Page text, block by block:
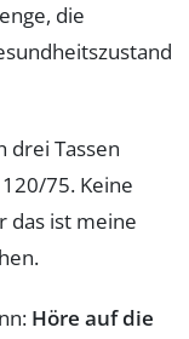
die
drei Tassen
75. Keine
das ist meine
Höre auf die